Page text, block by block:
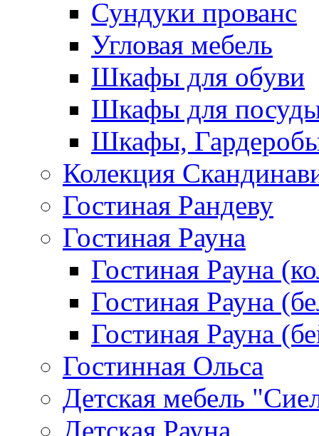
Сундуки прованс
Угловая мебель
Шкафы для обуви
Шкафы для
Шкафы,
Колекция
Гостиная Рандеву
Гостиная Рауна
Гостиная Рауна
Гостиная Рауна
Гостиная Рауна
Гостинная Ольса
Детская мебель